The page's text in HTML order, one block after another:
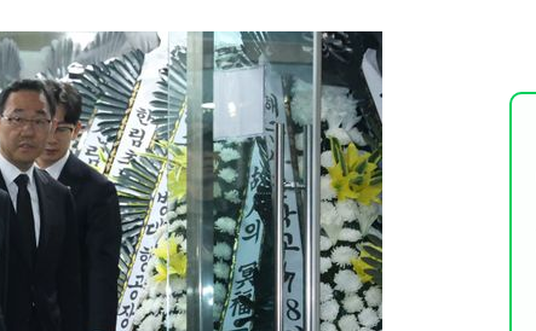
1
"우리가 지지했던 인간들이 이 꼴 만들었
다" 허지웅 일침
2
기껏 생수 보냈더니 "화장실 물 떠오른
다"...日 누리꾼 발언 ‘역풍’